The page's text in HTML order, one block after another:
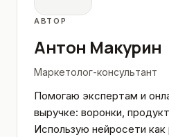
АВТОР
Антон Макурин
Маркетолог-консультант
Помогаю экспертам и
выручке: воронки,
Использую нейросети